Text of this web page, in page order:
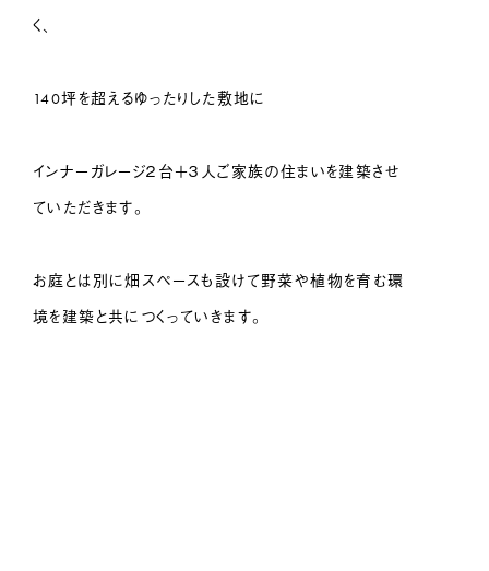
く、
140坪を超えるゆったりした敷地に
インナーガレージ２台＋３人ご家族の住まいを建築させ
ていただきます。
お庭とは別に畑スペースも設けて野菜や植物を育む環
境を建築と共につくっていきます。